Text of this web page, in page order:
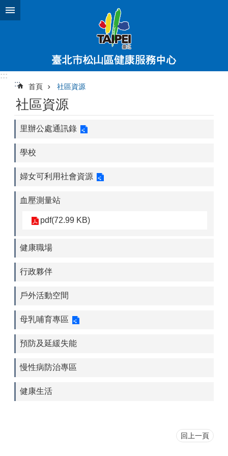
跳到主要內容區塊
:::
:::
首頁 社區資源
社區資源
里辦公處通訊錄
學校
婦女可利用社會資源
血壓測量站
pdf(72.99 KB)
健康職場
行政夥伴
戶外活動空間
母乳哺育專區
預防及延緩失能
慢性病防治專區
健康生活
回上一頁